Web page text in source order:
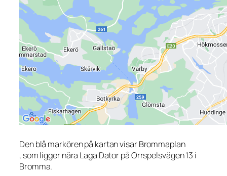
Den blå markören på kartan visar Brommaplan
, som ligger nära Laga Dator på Orrspelsvägen 13 i
Bromma.